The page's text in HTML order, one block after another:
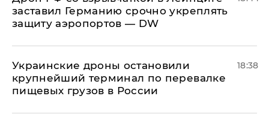
заставил Германию срочно укреплять
защиту аэропортов — DW
Украинские дроны остановили
крупнейший терминал по перевалке
пищевых грузов в России
18:38